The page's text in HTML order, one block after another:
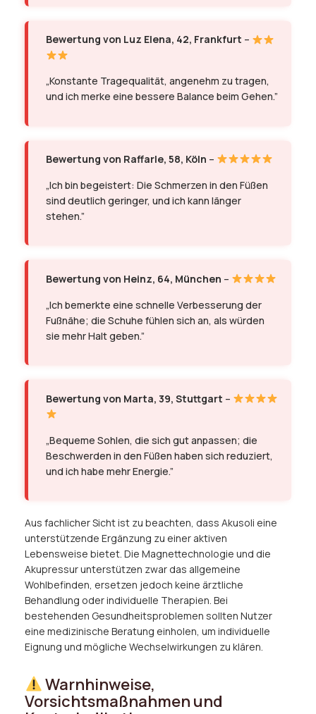
Bewertung von Luz Elena, 42, Frankfurt –
„Konstante Tragequalität, angenehm zu tragen,
und ich merke eine bessere Balance beim Gehen.”
Bewertung von Raffarle, 58, Köln –
„Ich bin begeistert: Die Schmerzen in den Füßen
sind deutlich geringer, und ich kann länger
stehen.”
Bewertung von Heinz, 64, München –
„Ich bemerkte eine schnelle Verbesserung der
Fußnähe; die Schuhe fühlen sich an, als würden
sie mehr Halt geben.”
Bewertung von Marta, 39, Stuttgart –
„Bequeme Sohlen, die sich gut anpassen; die
Beschwerden in den Füßen haben sich reduziert,
und ich habe mehr Energie.”
Aus fachlicher Sicht ist zu beachten, dass Akusoli eine
unterstützende Ergänzung zu einer aktiven
Lebensweise bietet. Die Magnettechnologie und die
Akupressur unterstützen zwar das allgemeine
Wohlbefinden, ersetzen jedoch keine ärztliche
Behandlung oder individuelle Therapien. Bei
bestehenden Gesundheitsproblemen sollten Nutzer
eine medizinische Beratung einholen, um individuelle
Eignung und mögliche Wechselwirkungen zu klären.
Warnhinweise,
Vorsichtsmaßnahmen und